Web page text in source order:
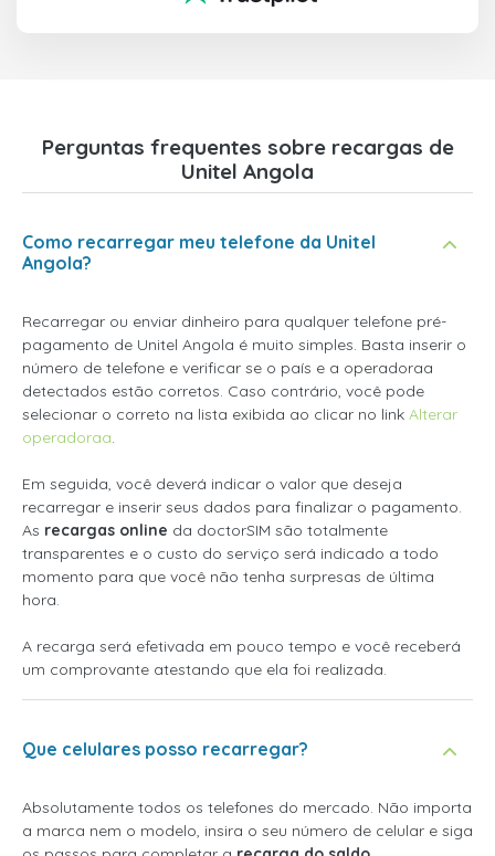
Perguntas frequentes sobre recargas de
Unitel Angola
Como recarregar meu telefone da Unitel
Angola?
Recarregar ou enviar dinheiro para qualquer telefone pré-
pagamento de Unitel Angola é muito simples. Basta inserir o
número de telefone e verificar se o país e a operadoraa
detectados estão corretos. Caso contrário, você pode
selecionar o correto na lista exibida ao clicar no link Alterar
operadoraa.
Em seguida, você deverá indicar o valor que deseja
recarregar e inserir seus dados para finalizar o pagamento.
As recargas online da doctorSIM são totalmente
transparentes e o custo do serviço será indicado a todo
momento para que você não tenha surpresas de última
hora.
A recarga será efetivada em pouco tempo e você receberá
um comprovante atestando que ela foi realizada.
Que celulares posso recarregar?
Absolutamente todos os telefones do mercado. Não importa
a marca nem o modelo, insira o seu número de celular e siga